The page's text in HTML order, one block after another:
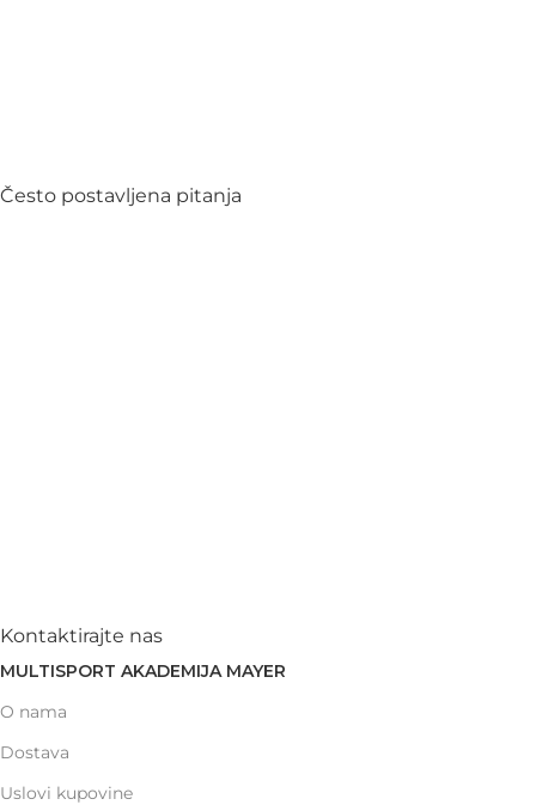
Često postavljena pitanja
Kontaktirajte nas
MULTISPORT AKADEMIJA MAYER
O nama
Dostava
Uslovi kupovine